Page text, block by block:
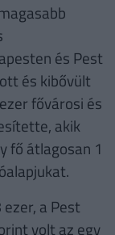
és Pest
és kibővült
fővárosi és
akik
fő átlagosan 1
a Pest
volt az egy